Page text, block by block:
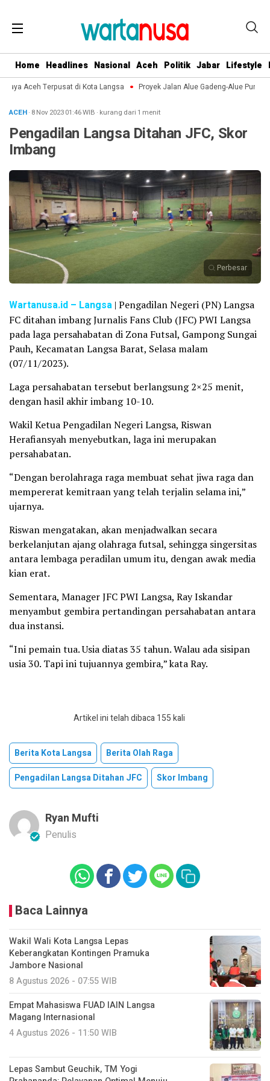
Home Headlines Nasional Aceh Politik Jabar Lifestyle
Aceh Terpusat di Kota Langsa Proyek Jalan Alue Gadeng-Alue Punti di
ACEH· 8 Nov 202301:46WIB · kurang dari 1 menit
Pengadilan Langsa Ditahan JFC, Skor
Imbang
Perbesar
Wartanusa.id – Langsa | Pengadilan Negeri (PN) Langsa
FC ditahan imbang Jurnalis Fans Club (JFC) PWI Langsa
pada laga persahabatan di Zona Futsal, Gampong Sungai
Pauh, Kecamatan Langsa Barat, Selasa malam
(07/11/2023).
Laga persahabatan tersebut berlangsung 2×25 menit,
dengan hasil akhir imbang 10-10.
Wakil Ketua Pengadilan Negeri Langsa, Riswan
Herafiansyah menyebutkan, laga ini merupakan
persahabatan.
“Dengan berolahraga raga membuat sehat jiwa raga dan
mempererat kemitraan yang telah terjalin selama ini,”
ujarnya.
Riswan mengatakan, akan menjadwalkan secara
berkelanjutan ajang olahraga futsal, sehingga singersitas
antara lembaga peradilan umum itu, dengan awak media
kian erat.
Sementara, Manager JFC PWI Langsa, Ray Iskandar
menyambut gembira pertandingan persahabatan antara
dua instansi.
“Ini pemain tua. Usia diatas 35 tahun. Walau ada sisipan
usia 30. Tapi ini tujuannya gembira,” kata Ray.
Artikel ini telah dibaca 155 kali
Berita Kota Langsa
Berita Olah Raga
Pengadilan Langsa Ditahan JFC
Skor Imbang
Ryan Mufti
Penulis
Baca Lainnya
Wakil Wali Kota Langsa Lepas
Keberangkatan Kontingen Pramuka
Jambore Nasional
8 Agustus 2026 - 07:55 WIB
Empat Mahasiswa FUAD IAIN Langsa
Magang Internasional
4 Agustus 2026 - 11:50 WIB
Lepas Sambut Geuchik, TM Yogi